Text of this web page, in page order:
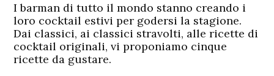
I barman di tutto il mondo stanno creando i
loro cocktail estivi per godersi la stagione.
Dai classici, ai classici stravolti, alle ricette di
cocktail originali, vi proponiamo cinque
ricette da gustare.